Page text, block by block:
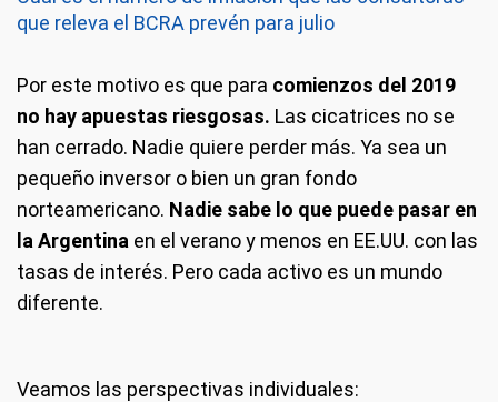
que releva el BCRA prevén para julio
Por este motivo es que para comienzos del 2019
no hay apuestas riesgosas. Las cicatrices no se
han cerrado. Nadie quiere perder más. Ya sea un
pequeño inversor o bien un gran fondo
norteamericano. Nadie sabe lo que puede pasar en
la Argentina en el verano y menos en EE.UU. con las
tasas de interés. Pero cada activo es un mundo
diferente.
Veamos las perspectivas individuales: